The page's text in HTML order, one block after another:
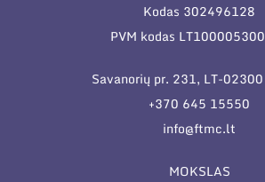
Kodas 302496128
PVM kodas
Savanorių pr. 231, LT-
+370 645 15550
info@ftmc.lt
MOKSLAS